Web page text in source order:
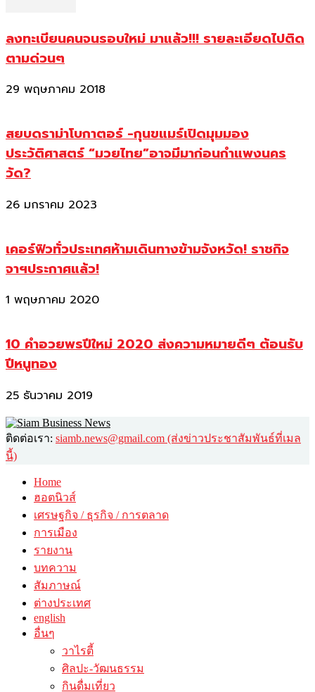
ลงทะเบียนคนจนรอบใหม่ มาแล้ว!!! รายละเอียดไปติด
ตามด่วนๆ
29 พฤษภาคม 2018
สยบดราม่าโบกาตอร์ -กุนขแมร์เปิดมุมมอง
ประวัติศาสตร์ “มวยไทย”อาจมีมาก่อนกำแพงนคร
วัด?
26 มกราคม 2023
เคอร์ฟิวทั่วประเทศห้ามเดินทางข้ามจังหวัด! ราชกิจ
จาฯประกาศแล้ว!
1 พฤษภาคม 2020
10 คำอวยพรปีใหม่ 2020 ส่งความหมายดีๆ ต้อนรับ
ปีหนูทอง
25 ธันวาคม 2019
ติดต่อเรา: siamb.news@gmail.com (ส่งข่าวประชาสัมพันธ์ที่เมล
นี้)
Home
ฮอตนิวส์
เศรษฐกิจ / ธุรกิจ / การตลาด
การเมือง
รายงาน
บทความ
สัมภาษณ์
ต่างประเทศ
english
อื่นๆ
วาไรตี้
ศิลปะ-วัฒนธรรม
กินดื่มเที่ยว